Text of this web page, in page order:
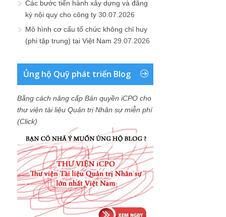
Các bước tiến hành xây dựng và đăng
ký nội quy cho công ty 30.07.2026
Mô hình cơ cấu tổ chức không chỉ huy
(phi tập trung) tại Việt Nam 29.07.2026
Ủng hộ Quỹ phát triển Blog
Bằng cách nâng cấp Bản quyền iCPO cho
thư viện tài liệu Quản trị Nhân sự miễn phí
(Click)